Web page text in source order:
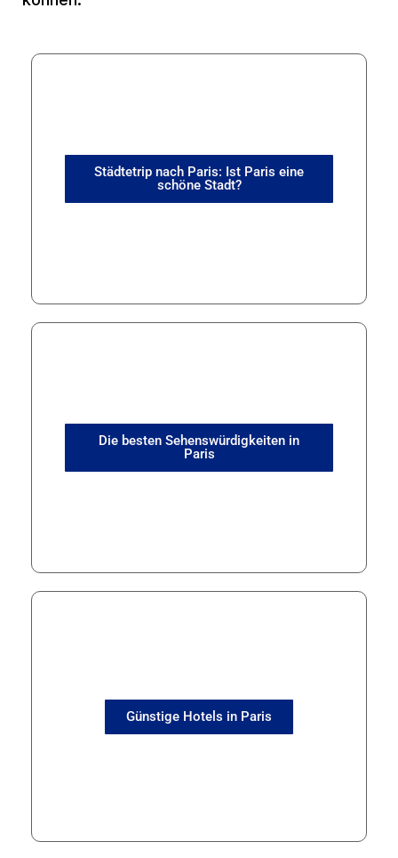
Städtetrip nach Paris: Ist Paris eine
schöne Stadt?
Die besten Sehenswürdigkeiten in
Paris
Günstige Hotels in Paris